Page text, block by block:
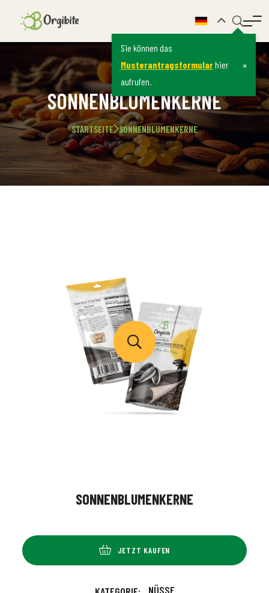
Sie können das
Musterantragsformularhier
aufrufen.
×
SONNENBLUMENKERNE
STARTSEITE SONNENBLUMENKERNE
SONNENBLUMENKERNE
JETZT KAUFEN
NÜSSE